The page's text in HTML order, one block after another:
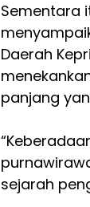
Sementara
Daerah
panjang
sejarah